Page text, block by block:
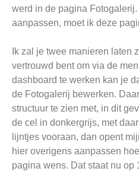
werd in de pagina
aanpassen, moet ik deze
Ik zal je twee manieren laten
vertrouwd bent om via de
dashboard te werken kan je
de Fotogalerij bewerken.
structuur te zien met, in dit
de cel in donkergrijs, met
lijntjes vooraan, dan opent
hier overigens aanpassen
pagina wens. Dat staat nu op